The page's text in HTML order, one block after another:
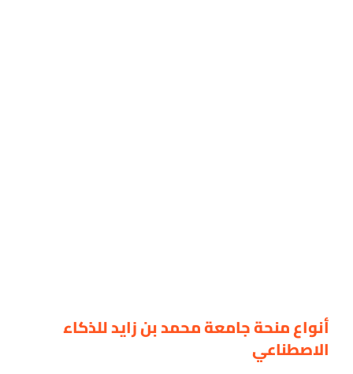
أنواع منحة جامعة محمد بن زايد للذكاء
الاصطناعي